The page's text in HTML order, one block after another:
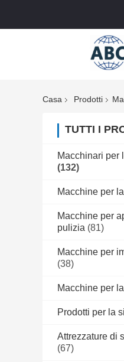
Casa Prodotti
TUTTI I
Macchinari per
(132)
Macchine per
Macchine per
pulizia (81)
Macchine per
(38)
Macchine per
Prodotti per la
Attrezzature di
(67)